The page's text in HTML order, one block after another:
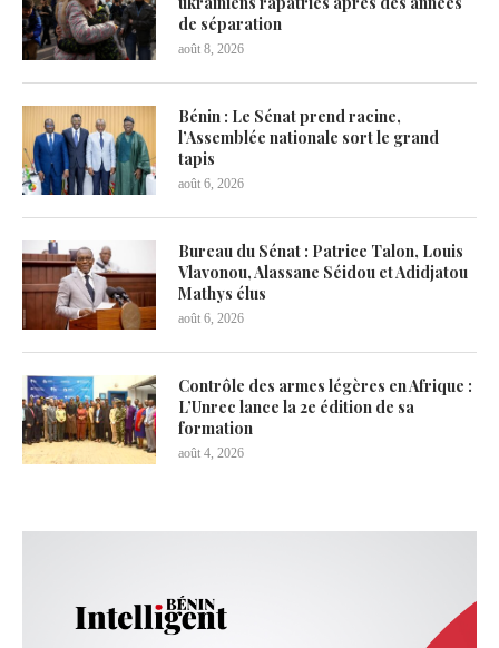
de séparation
août 8, 2026
Bénin : Le Sénat prend racine,
l’Assemblée nationale sort le grand
tapis
août 6, 2026
Bureau du Sénat : Patrice Talon, Louis
Vlavonou, Alassane Séidou et Adidjatou
Mathys élus
août 6, 2026
Contrôle des armes légères en Afrique :
L’Unrec lance la 2e édition de sa
formation
août 4, 2026